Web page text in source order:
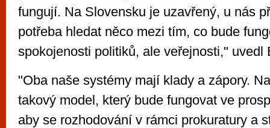
fungují. Na Slovensku je uzavřený, u nás
potřeba hledat něco mezi tím, co bude
spokojenosti politiků, ale veřejnosti," uvedl
"Oba naše systémy mají klady a zápory.
takový model, který bude fungovat ve
aby se rozhodování v rámci prokuratury a